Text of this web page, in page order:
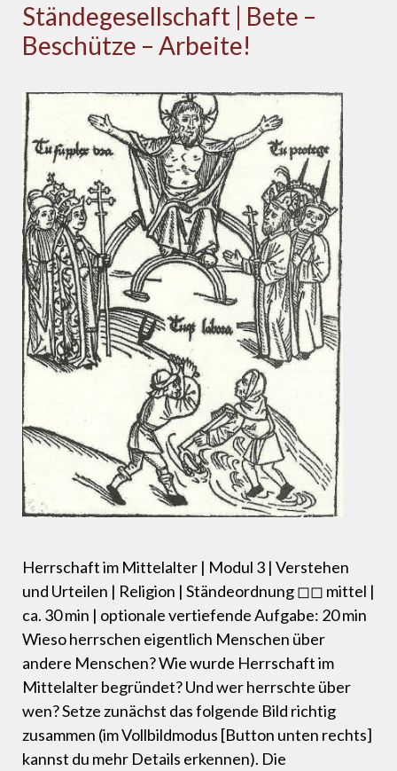
Ständegesellschaft | Bete –
Beschütze – Arbeite!
Herrschaft im Mittelalter | Modul 3 | Verstehen
und Urteilen | Religion | Ständeordnung ◻◻ mittel |
ca. 30 min | optionale vertiefende Aufgabe: 20 min
Wieso herrschen eigentlich Menschen über
andere Menschen? Wie wurde Herrschaft im
Mittelalter begründet? Und wer herrschte über
wen? Setze zunächst das folgende Bild richtig
zusammen (im Vollbildmodus [Button unten rechts]
kannst du mehr Details erkennen). Die